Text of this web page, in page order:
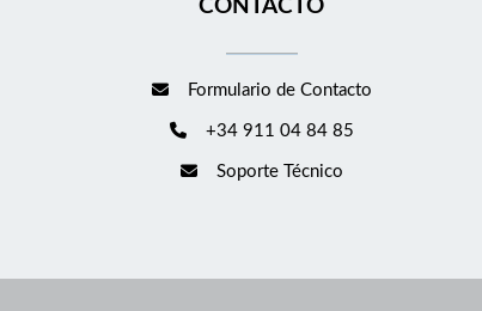
CONTACTO
Formulario de Contacto
+34 911 04 84 85
Soporte Técnico